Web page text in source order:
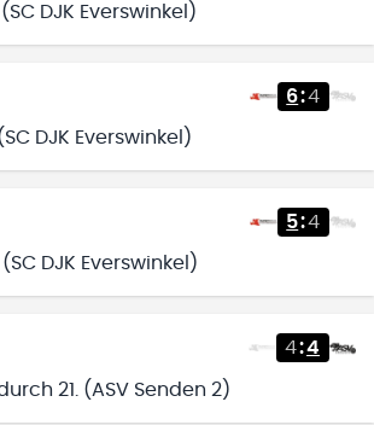
DJK Everswinkel)
6:4
DJK Everswinkel)
5:4
DJK Everswinkel)
4:4
21. (ASV Senden 2)